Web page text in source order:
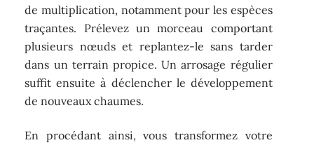
de multiplication, notamment pour les espèces
traçantes. Prélevez un morceau comportant
plusieurs nœuds et replantez-le sans tarder
dans un terrain propice. Un arrosage régulier
suffit ensuite à déclencher le développement
de nouveaux chaumes.
En procédant ainsi, vous transformez votre